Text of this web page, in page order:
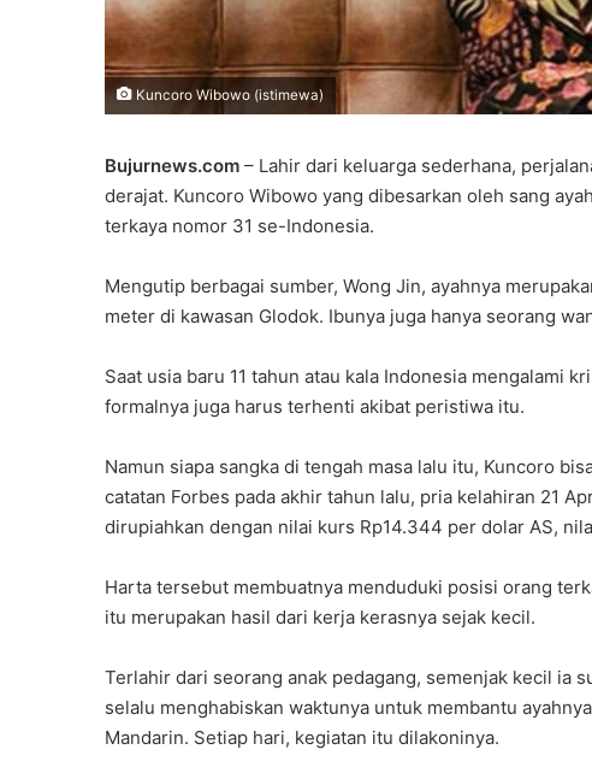
Kuncoro Wibowo (istimewa)
Bujurnews.com – Lahir dari keluarga sederhana,
derajat. Kuncoro Wibowo yang dibesarkan oleh sang
terkaya nomor 31 se-Indonesia.
Mengutip berbagai sumber, Wong Jin, ayahnya
meter di kawasan Glodok. Ibunya juga hanya seorang
Saat usia baru 11 tahun atau kala Indonesia mengalami
formalnya juga harus terhenti akibat peristiwa itu.
Namun siapa sangka di tengah masa lalu itu, Kuncoro
catatan Forbes pada akhir tahun lalu, pria kelahiran 21
dirupiahkan dengan nilai kurs Rp14.344 per dolar AS,
Harta tersebut membuatnya menduduki posisi orang
itu merupakan hasil dari kerja kerasnya sejak kecil.
Terlahir dari seorang anak pedagang, semenjak kecil ia
selalu menghabiskan waktunya untuk membantu
Mandarin. Setiap hari, kegiatan itu dilakoninya.